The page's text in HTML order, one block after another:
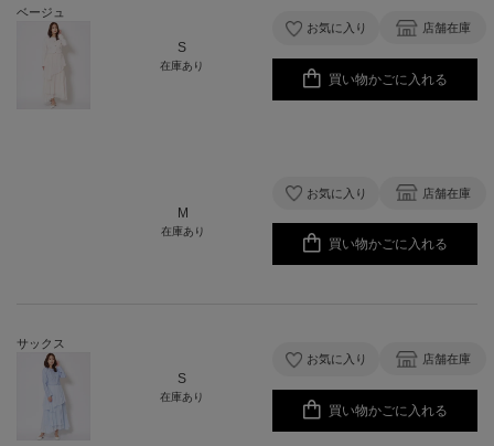
ベージュ
S
在庫あり
お気に入り 店舗在庫
買い物かごに入れる
M
在庫あり
お気に入り 店舗在庫
買い物かごに入れる
サックス
S
在庫あり
お気に入り 店舗在庫
買い物かごに入れる